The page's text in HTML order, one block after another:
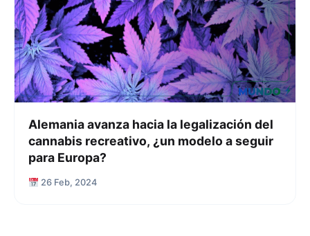
Alemania avanza hacia la legalización del
cannabis recreativo, ¿un modelo a seguir
para Europa?
26 Feb, 2024